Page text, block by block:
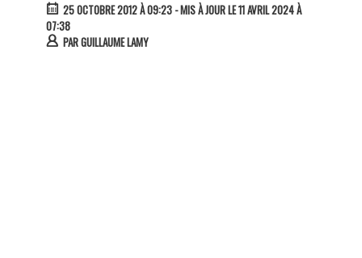
25 OCTOBRE 2012 À 09:23- MIS À JOUR LE 11 AVRIL 2024 À
07:38
PARGUILLAUME LAMY